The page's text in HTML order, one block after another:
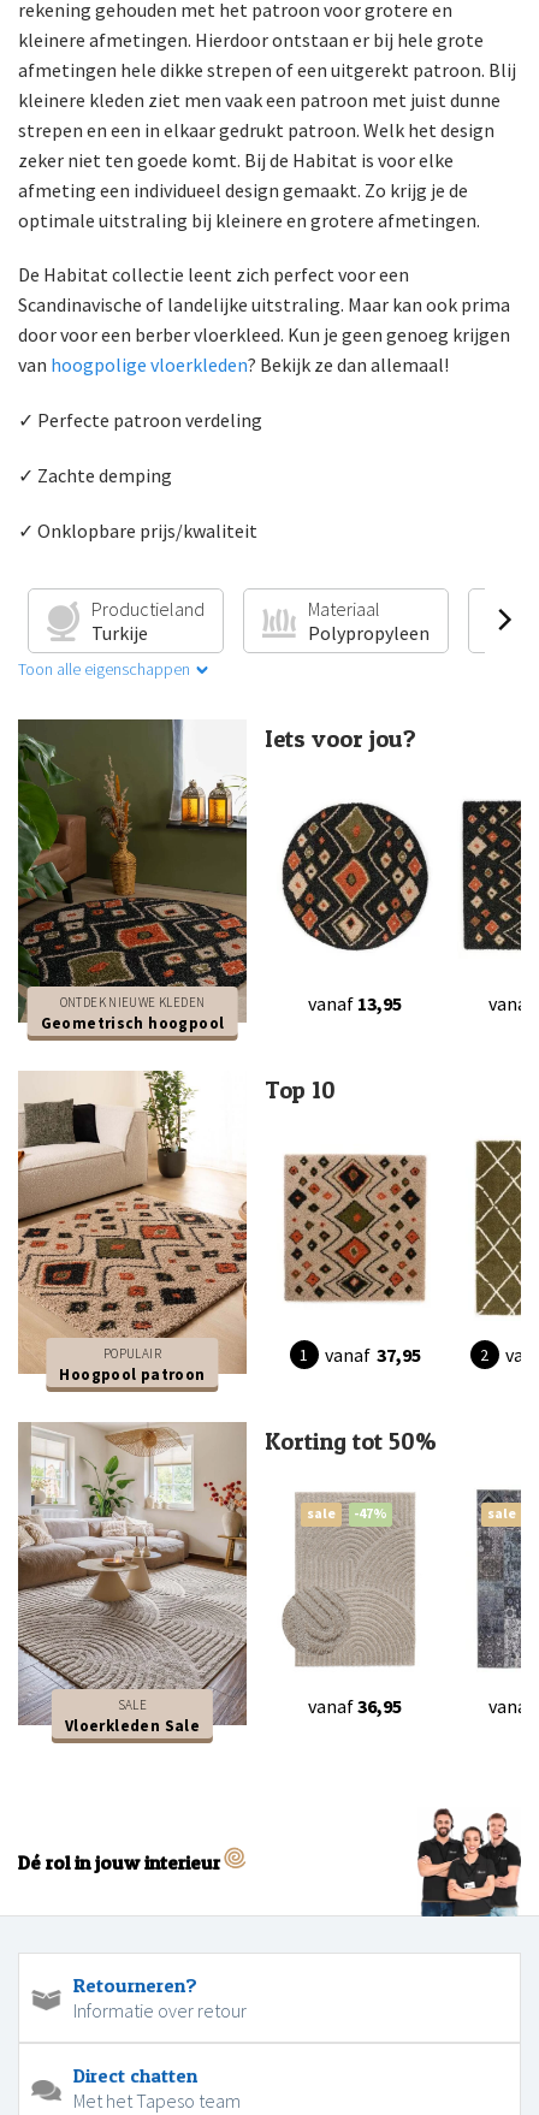
rekening gehouden met het patroon voor grotere en
kleinere afmetingen. Hierdoor ontstaan er bij hele grote
afmetingen hele dikke strepen of een uitgerekt patroon. Blij
kleinere kleden ziet men vaak een patroon met juist dunne
strepen en een in elkaar gedrukt patroon. Welk het design
zeker niet ten goede komt. Bij de Habitat is voor elke
afmeting een individueel design gemaakt. Zo krijg je de
optimale uitstraling bij kleinere en grotere afmetingen.
De Habitat collectie leent zich perfect voor een
Scandinavische of landelijke uitstraling. Maar kan ook prima
door voor een berber vloerkleed. Kun je geen genoeg krijgen
van hoogpolige vloerkleden? Bekijk ze dan allemaal!
✓ Perfecte patroon verdeling
✓ Zachte demping
✓ Onklopbare prijs/kwaliteit
Productieland
Turkije
Materiaal
Polypropyleen
Toon alle eigenschappen
ONTDEK NIEUWE KLEDEN
Geometrisch hoogpool
Iets voor jou?
vanaf 13,95 vanaf
POPULAIR
Hoogpool patroon
Top 10
vanaf 37,95
SALE
Vloerkleden Sale
Korting tot 50%
sale -47%
vanaf36,95
sale
vanaf
Dé rol in jouw interieur
Retourneren?
Informatie over retour
Direct chatten
Met het Tapeso team